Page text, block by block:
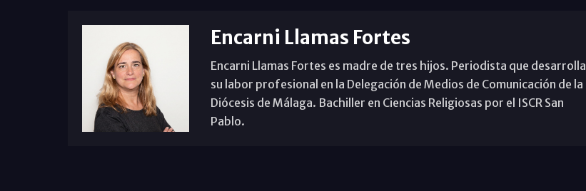
Encarni Llamas Fortes
Encarni Llamas Fortes es madre de tres hijos. Periodista que desarrolla
su labor profesional en la Delegación de Medios de Comunicación de la
Diócesis de Málaga. Bachiller en Ciencias Religiosas por el ISCR San
Pablo.